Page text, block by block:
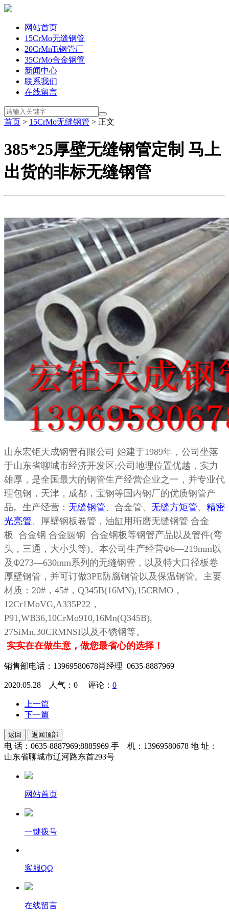
网站首页
15CrMo无缝钢管
20CrMnTi钢管厂
35CrMo合金钢管
新闻中心
联系我们
在线留言
首页 > 15CrMo无缝钢管 > 正文
385*25厚壁无缝钢管定制 马上
出货的非标无缝钢管
山东宏钜天成钢管有限公司 始建于1989年，公司坐落
于山东省聊城市经济开发区;公司地理位置优越，实力
雄厚，是全国最大的钢管生产经营企业之一，并专业代
理包钢，天津，成都，宝钢等国内钢厂的优质钢管产
品。生产经营： 无缝钢管、合金管、 无缝方矩管、 精密
光亮管、厚壁钢板卷管，油缸用珩磨无缝钢管 合金
板 合金钢 合金圆钢 合金钢板等钢管产品以及管件(弯
头，三通，大小头等)。本公司生产经营Φ6—219mm 以
及Φ273—630mm系列的无缝钢管，以及特大口径板卷
厚壁钢管，并可订做3PE防腐钢管以及保温钢管。主要
材质： 20# ， 45# ， Q345B(16MN),15CRMO ，
12Cr1MoVG,A335P22 ，
P91,WB36,10CrMo910,16Mn(Q345B),
27SiMn,30CRMNSI以及不锈钢等。
实实在在做生意，做您最省心的选择！
销售部电话：13969580678肖经理 0635-8887969
2020.05.28 人气： 0 评论： 0
上一篇
下一篇
返回 返回顶部
电 话：0635-8887969;8885969 手 机：13969580678 地 址：
山东省聊城市辽河路东首293号
网站首页
一键拨号
客服QQ
在线留言